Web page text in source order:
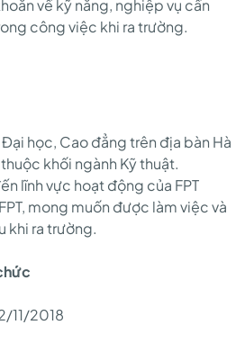
về kỹ năng, nghiệp vụ cần
công việc khi ra trường.
học, Cao đẳng trên địa bàn Hà
thuộc khối ngành Kỹ thuật.
lĩnh vực hoạt động của FPT
mong muốn được làm việc và
khi ra trường.
11/2018